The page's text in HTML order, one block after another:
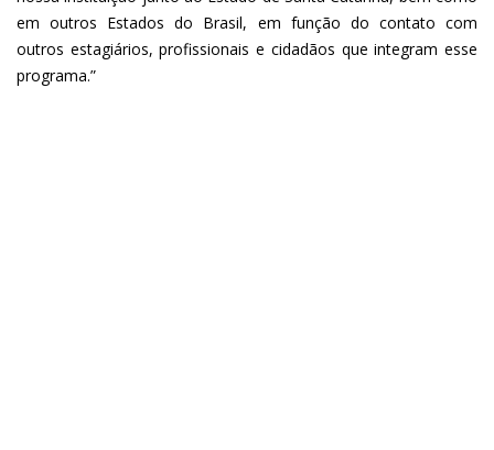
em outros Estados do Brasil, em função do contato com
outros estagiários, profissionais e cidadãos que integram esse
programa.”